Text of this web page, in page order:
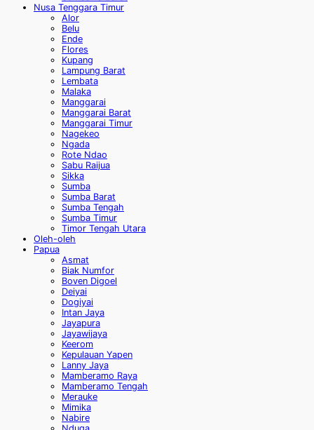
Nusa Tenggara Timur
Alor
Belu
Ende
Flores
Kupang
Lampung Barat
Lembata
Malaka
Manggarai
Manggarai Barat
Manggarai Timur
Nagekeo
Ngada
Rote Ndao
Sabu Raijua
Sikka
Sumba
Sumba Barat
Sumba Tengah
Sumba Timur
Timor Tengah Utara
Oleh-oleh
Papua
Asmat
Biak Numfor
Boven Digoel
Deiyai
Dogiyai
Intan Jaya
Jayapura
Jayawijaya
Keerom
Kepulauan Yapen
Lanny Jaya
Mamberamo Raya
Mamberamo Tengah
Merauke
Mimika
Nabire